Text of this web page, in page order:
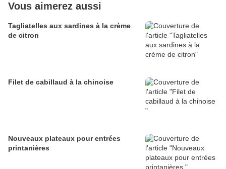
Vous aimerez aussi
Tagliatelles aux sardines à la crème
de citron
Filet de cabillaud à la chinoise
Nouveaux plateaux pour entrées
printanières